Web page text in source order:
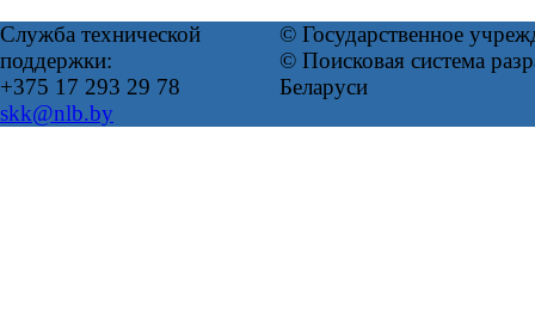
Служба технической
поддержки:
+375 17 293 29 78
skk@nlb.by
© Государственное
© Поисковая система
Беларуси